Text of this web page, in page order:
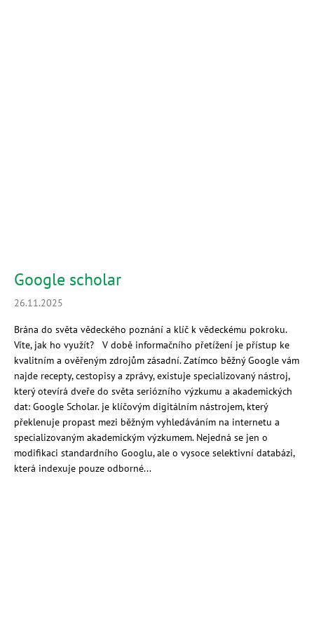
Google scholar
26.11.2025
Brána do světa vědeckého poznání a klíč k vědeckému pokroku.
Víte, jak ho využít? V době informačního přetížení je přístup ke
kvalitním a ověřeným zdrojům zásadní. Zatímco běžný Google vám
najde recepty, cestopisy a zprávy, existuje specializovaný nástroj,
který otevírá dveře do světa seriózního výzkumu a akademických
dat: Google Scholar. je klíčovým digitálním nástrojem, který
překlenuje propast mezi běžným vyhledáváním na internetu a
specializovaným akademickým výzkumem. Nejedná se jen o
modifikaci standardního Googlu, ale o vysoce selektivní databázi,
která indexuje pouze odborné...